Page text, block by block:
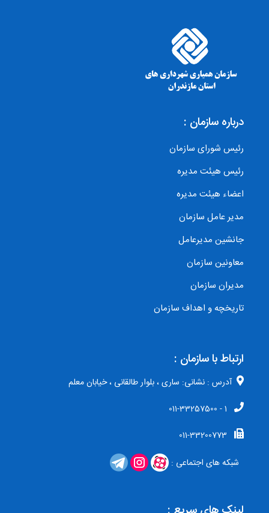
درباره سازمان :
رئیس شورای سازمان
رئیس هیئت مدیره
اعضاء هیئت مدیره
مدیر عامل سازمان
جانشین مدیرعامل
معاونین سازمان
مدیران سازمان
تاریخچه و اهداف سازمان
ارتباط با سازمان :
آدرس : نشانی: ساری ، بلوار طالقانی ، خیابان معلم
1 - 011-33257500
011-33200773
شبکه های اجتماعی :